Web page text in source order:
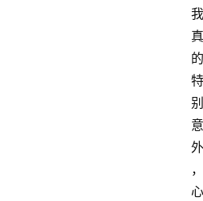
我
真
的
特
别
意
外
，
心